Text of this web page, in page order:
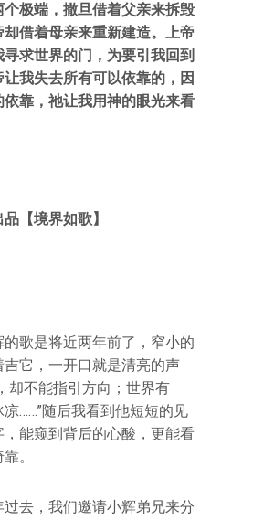
个极端，撒旦借着父亲来拆毁
借着母亲来重新建造。上帝
求世界的门，为要引我回到
我失去所有可以依靠的，因
依靠，祂让我用神的眼光来看
【境界如歌】
歌是将近两年前了，窄小的
吉它，一开口就是清亮的声
却不能指引方向；世界有
……”随后我看到他短短的见
能窥到背后的心酸，更能看
。
去，我们邀请小辉弟兄来分